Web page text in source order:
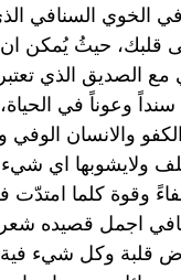
الخوي السنافي
قلبك، حيثُ يُمكن
الصديق الذي
وعوناً في
والانسان
ولايشوبها اي
وقوة كلما امتدّت
اجمل قصيده
قلبة وكل شيء